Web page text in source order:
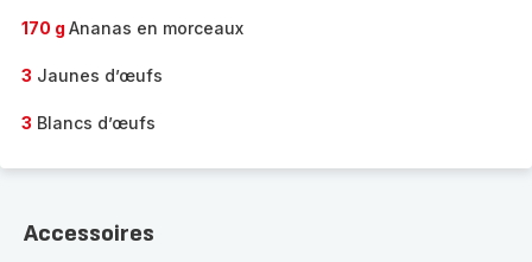
170 g Ananas en morceaux
3 Jaunes d’œufs
3 Blancs d’œufs
Accessoires